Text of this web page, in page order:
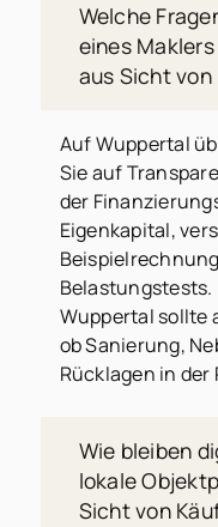
Welche
eines
aus Sicht von
Auf Wuppertal
Sie auf
der
Eigenkapital,
Belastungstests.
Wuppertal sollte
ob Sanierung,
Rücklagen in
Wie bleiben
lokale
Sicht von